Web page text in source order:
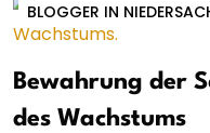
BLOGGER IN
Bewahrung der
des Wachstums